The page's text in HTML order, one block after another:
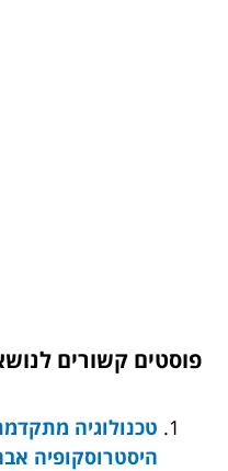
פוסטים קשורים
טכנולוגיה
היסטרוסקופיה